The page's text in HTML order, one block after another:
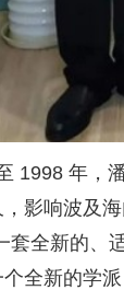
1998 年，
影响波及
套全新的、
全新的学